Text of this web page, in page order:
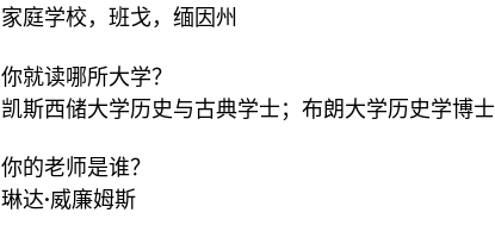
家庭学校，班戈，缅因州
你就读哪所大学？
凯斯西储大学历史与古典学士；布朗大学历史学博士
你的老师是谁？
琳达·威廉姆斯